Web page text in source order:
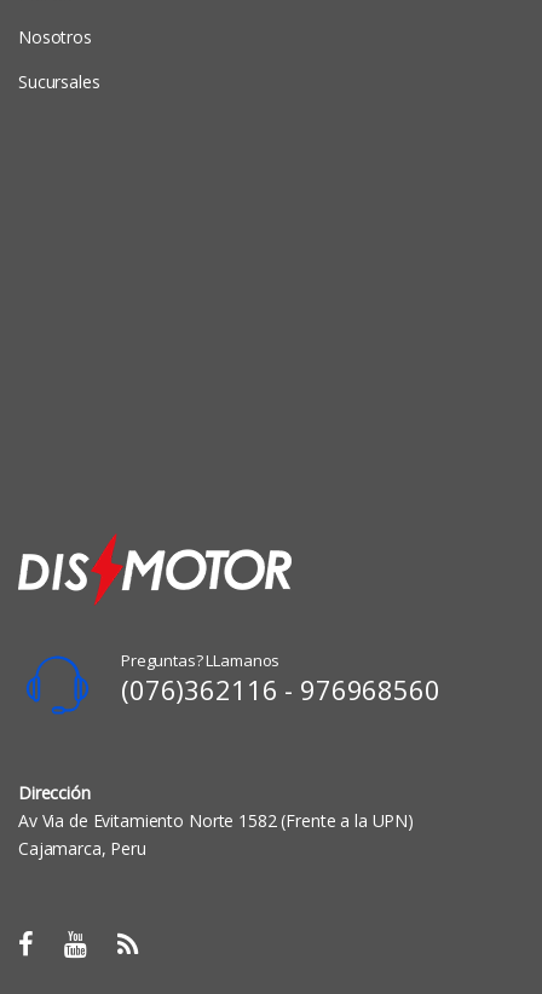
Nosotros
Sucursales
Preguntas? LLamanos
(076)362116 - 976968560
Dirección
Av Via de Evitamiento Norte 1582 (Frente a la UPN)
Cajamarca, Peru